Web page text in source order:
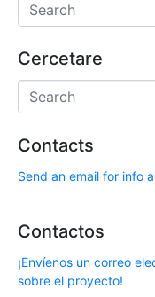
Cercetare
Contacts
Send an email for info
Contactos
¡Envíenos un correo
sobre el proyecto!